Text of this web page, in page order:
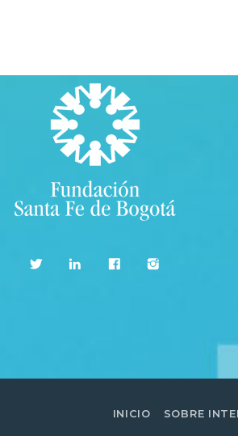
INICIO SOBRE